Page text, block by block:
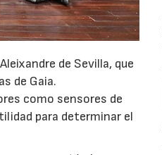
de Sevilla, que
de Gaia.
como sensores de
para determinar el